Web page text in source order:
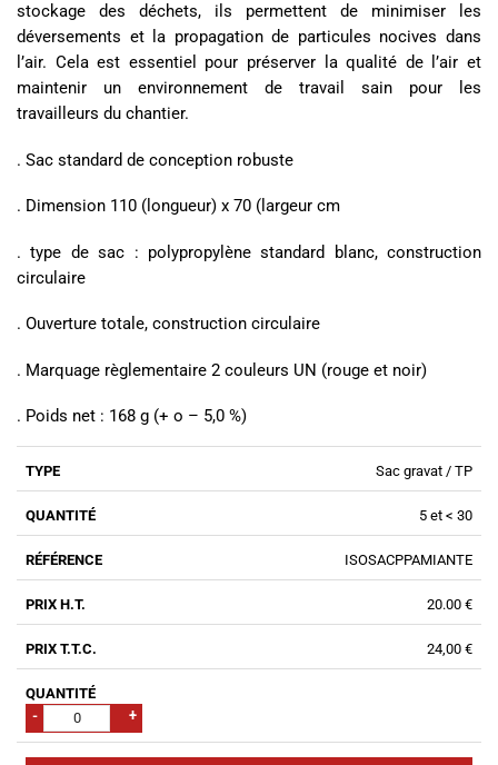
stockage des déchets, ils permettent de minimiser les
déversements et la propagation de particules nocives dans
l’air. Cela est essentiel pour préserver la qualité de l’air et
maintenir un environnement de travail sain pour les
travailleurs du chantier.
. Sac standard de conception robuste
. Dimension 110 (longueur) x 70 (largeur cm
. type de sac : polypropylène standard blanc, construction
circulaire
. Ouverture totale, construction circulaire
. Marquage règlementaire 2 couleurs UN (rouge et noir)
. Poids net : 168 g (+ o – 5,0 %)
Sac gravat / TP
5 et < 30
ISOSACPPAMIANTE
20.00 €
24,00 €
- +